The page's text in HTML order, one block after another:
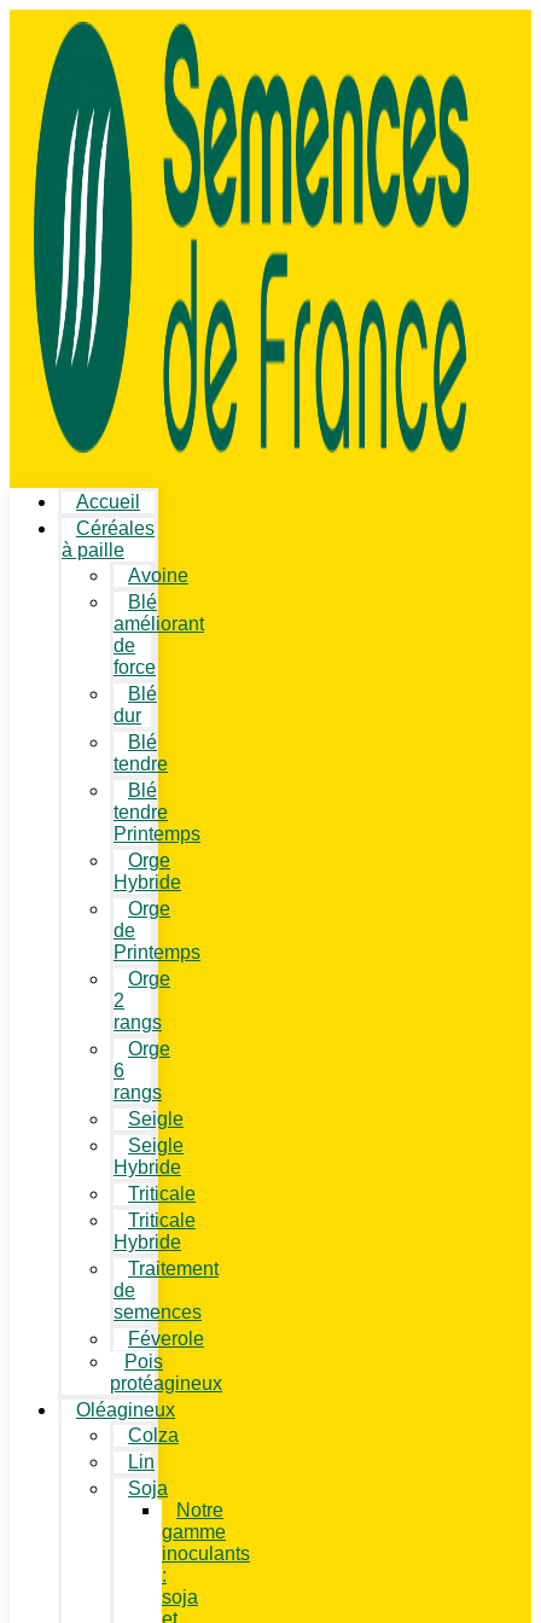
Accueil
Céréales
à paille
Avoine
Blé
améliorant
de
force
Blé
dur
Blé
tendre
Blé
tendre
Printemps
Orge
Hybride
Orge
de
Printemps
Orge
2
rangs
Orge
6
rangs
Seigle
Seigle
Hybride
Triticale
Triticale
Hybride
Traitement
de
semences
Féverole
Pois
protéagineux
Oléagineux
Colza
Lin
Soja
Notre
gamme
inoculants
:
soja
et